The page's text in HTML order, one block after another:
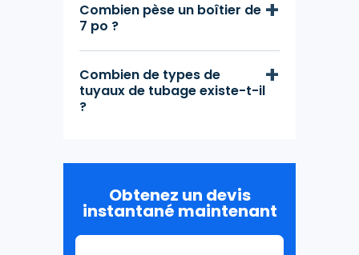
Combien pèse un boîtier de
7 po ?
Combien de types de
tuyaux de tubage existe-t-il
?
Obtenez un devis
instantané maintenant